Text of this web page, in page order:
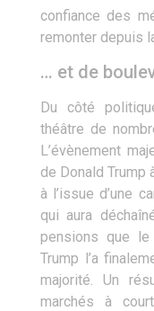
confiance des
remonter depuis
… et de
Du côté
théâtre de
L’évènement
de Donald Trump
à l’issue d’une
qui aura
pensions que
Trump l’a
majorité. Un
marchés à